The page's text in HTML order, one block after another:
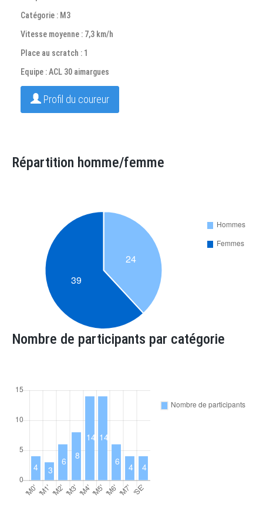
Catégorie : M3
Vitesse moyenne : 7,3 km/h
Place au scratch : 1
Equipe : ACL 30 aimargues
Profil du coureur
Répartition homme/femme
Nombre de participants par catégorie